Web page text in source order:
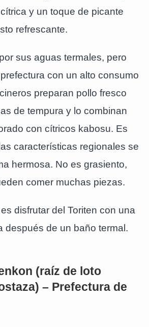
y un toque de picante
refrescante.
sus aguas termales, pero
con un alto consumo
preparan pollo fresco
de tempura y lo combinan
con cítricos kabosu. Es
características regionales se
hermosa. No es grasiento,
comer muchas piezas.
disfrutar del Toriten con una
después de un baño termal.
(raíz de loto
– Prefectura de